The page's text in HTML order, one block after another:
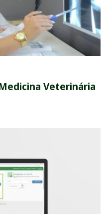
Veterinária